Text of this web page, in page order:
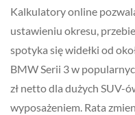
Kalkulatory online
ustawieniu okresu,
spotyka się widełki od
BMW Serii 3 w
zł netto dla dużych SUV-
wyposażeniem. Rata